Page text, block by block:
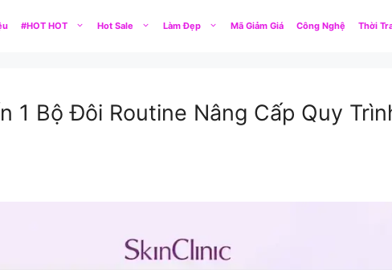
#HOT HOT Hot Sale Làm Đẹp Mã Giảm Giá Công Nghệ Thời
1 Bộ Đôi Routine Nâng Cấp Quy